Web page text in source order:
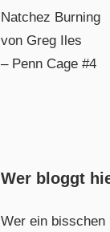
Natchez Burning
von Greg Iles
– Penn Cage #4
Wer bloggt
Wer ein bisschen